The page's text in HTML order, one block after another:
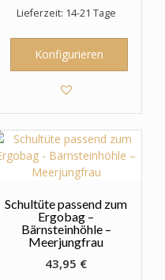
Lieferzeit: 14-21 Tage
Konfigurieren
Schultüte passend zum
Ergobag –
Bärnsteinhöhle –
Meerjungfrau
43,95 €